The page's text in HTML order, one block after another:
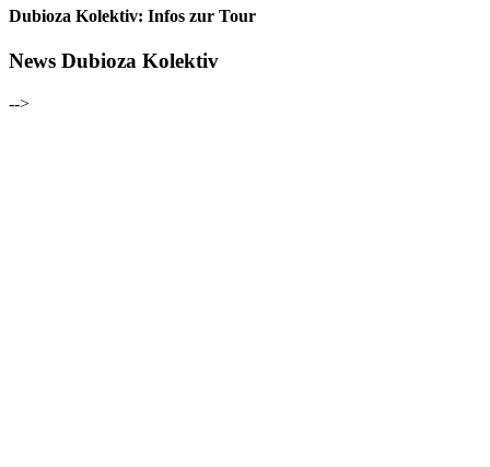
Dubioza Kolektiv: Infos zur Tour
News Dubioza Kolektiv
-->